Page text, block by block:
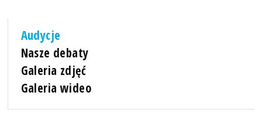
Audycje
Nasze debaty
Galeria zdjęć
Galeria wideo